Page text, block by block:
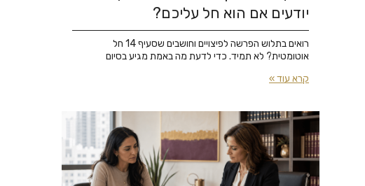
יודעים אם הוא חל עליכם?
רואים בתלוש הפרשה לפיצויים וחושבים שסעיף 14 חל
אוטומטית? לא תמיד. כדי לדעת מה באמת מגיע בסיום
קרא עוד »